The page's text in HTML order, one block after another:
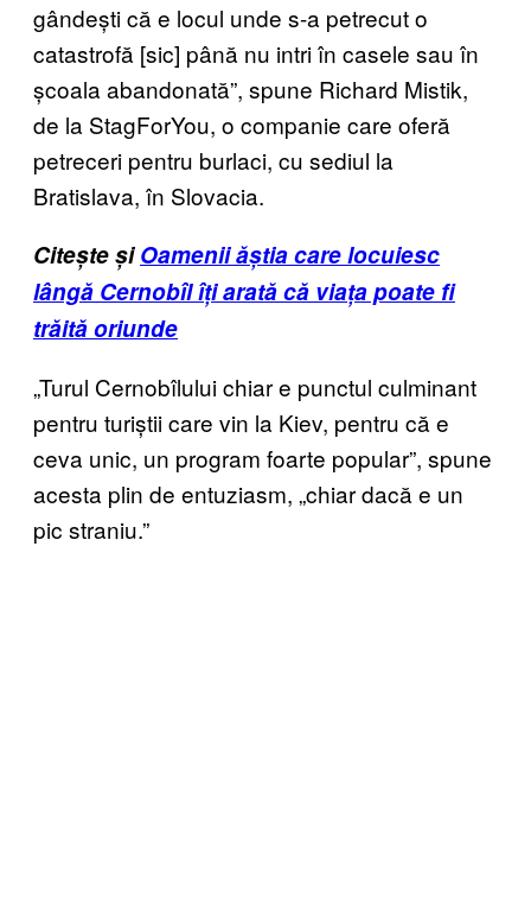
gândești că e locul unde s-a petrecut o
catastrofă [sic] până nu intri în casele sau în
școala abandonată”, spune Richard Mistik,
de la StagForYou, o companie care oferă
petreceri pentru burlaci, cu sediul la
Bratislava, în Slovacia.
Citește șiOamenii ăștia care locuiesc
lângă Cernobîl îți arată că viața poate fi
trăită oriunde
„Turul Cernobîlului chiar e punctul culminant
pentru turiștii care vin la Kiev, pentru că e
ceva unic, un program foarte popular”, spune
acesta plin de entuziasm, „chiar dacă e un
pic straniu.”